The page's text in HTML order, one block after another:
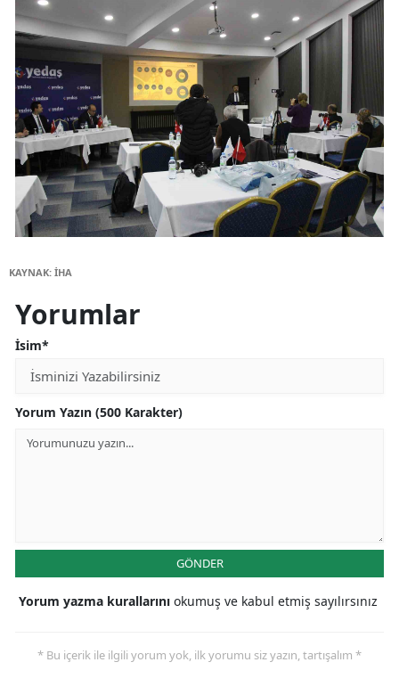
KAYNAK: İHA
Yorumlar
İsim*
Yorum Yazın (500 Karakter)
GÖNDER
Yorum yazma kurallarını okumuş ve kabul etmiş sayılırsınız
* Bu içerik ile ilgili yorum yok, ilk yorumu siz yazın, tartışalım *